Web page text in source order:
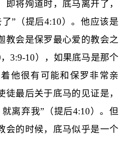
即将殉道时，底马离开了，
”（提后4:10）。他应该是
教会是保罗最心爱的教会之
， 3:9-10），如果底马是那个
他很有可能和保罗非常亲
徒最后关于底马的见证是，
离弃我”（提后4:10）。但
会的时候，底马似乎是一个